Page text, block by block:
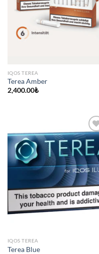
IQOS TEREA
Terea Amber
2,400.00₺
IQOS TEREA
Terea Blue